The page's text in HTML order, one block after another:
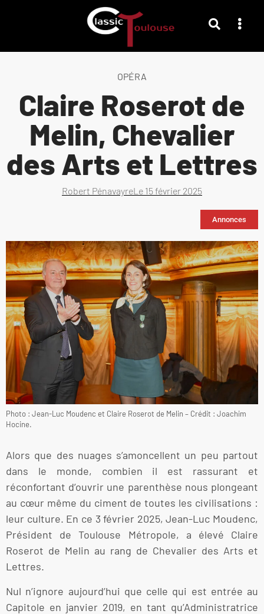
OPÉRA
Claire Roserot de
Melin, Chevalier
des Arts et Lettres
Robert PénavayreLe 15 février 2025
Annonces
Photo : Jean-Luc Moudenc et Claire Roserot de Melin – Crédit : Joachim
Hocine.
Alors que des nuages s’amoncellent un peu partout
dans le monde, combien il est rassurant et
réconfortant d’ouvrir une parenthèse nous plongeant
au cœur même du ciment de toutes les civilisations :
leur culture. En ce 3 février 2025, Jean-Luc Moudenc,
Président de Toulouse Métropole, a élevé Claire
Roserot de Melin au rang de Chevalier des Arts et
Lettres.
Nul n’ignore aujourd’hui que celle qui est entrée au
Capitole en janvier 2019, en tant qu’Administratrice